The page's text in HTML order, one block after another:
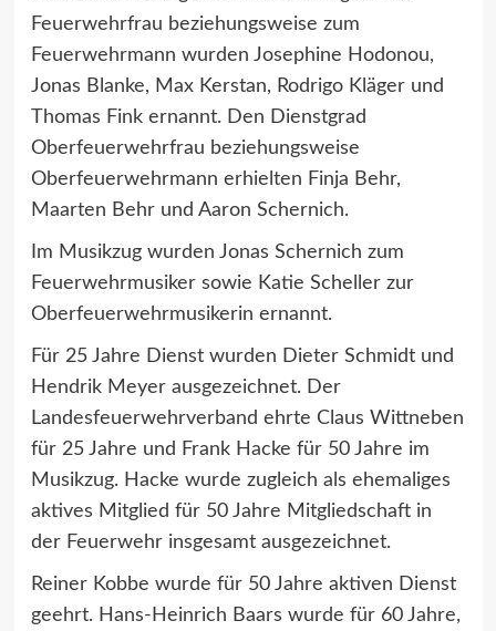
Feuerwehrfrau beziehungsweise zum
Feuerwehrmann wurden Josephine Hodonou,
Jonas Blanke, Max Kerstan, Rodrigo Kläger und
Thomas Fink ernannt. Den Dienstgrad
Oberfeuerwehrfrau beziehungsweise
Oberfeuerwehrmann erhielten Finja Behr,
Maarten Behr und Aaron Schernich.
Im Musikzug wurden Jonas Schernich zum
Feuerwehrmusiker sowie Katie Scheller zur
Oberfeuerwehrmusikerin ernannt.
Für 25 Jahre Dienst wurden Dieter Schmidt und
Hendrik Meyer ausgezeichnet. Der
Landesfeuerwehrverband ehrte Claus Wittneben
für 25 Jahre und Frank Hacke für 50 Jahre im
Musikzug. Hacke wurde zugleich als ehemaliges
aktives Mitglied für 50 Jahre Mitgliedschaft in
der Feuerwehr insgesamt ausgezeichnet.
Reiner Kobbe wurde für 50 Jahre aktiven Dienst
geehrt. Hans-Heinrich Baars wurde für 60 Jahre,